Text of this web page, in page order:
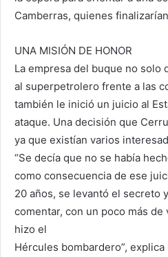
Camberras, quienes
UNA MISIÓN DE HONOR
La empresa del buque no
al superpetrolero frente a las
también le inició un juicio al
ataque. Una decisión que
ya que existían varios
“Se decía que no se había
como consecuencia de ese
20 años, se levantó el secreto
comentar, con un poco más
hizo el
Hércules bombardero”, explica